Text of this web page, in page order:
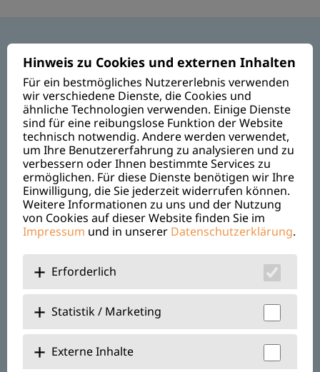
Magdalena • von Mensch zu Mensch
Münstererstraße 9a
93326 Abensberg
Telefon IFS:+49 94 43 56 45
Telefon OBA:+49 94 43 59 36
Telefax: +49 94 43 17 21
ifs@magdalena-kjf.de
oba@magdalena-kjf.de
Über Uns
Jobs & Karriere
Benefits
Hinweis zu Cookies und externen Inhalten
Für ein bestmögliches Nutzererlebnis verwenden
wir verschiedene Dienste, die Cookies und
ähnliche Technologien verwenden. Einige Dienste
sind für eine reibungslose Funktion der Website
technisch notwendig. Andere werden verwendet,
um Ihre Benutzererfahrung zu analysieren und zu
verbessern oder Ihnen bestimmte Services zu
ermöglichen. Für diese Dienste benötigen wir Ihre
Einwilligung, die Sie jederzeit widerrufen können.
Weitere Informationen zu uns und der Nutzung
von Cookies auf dieser Website finden Sie im
Impressum und in unserer Datenschutzerklärung.
Erforderlich
Statistik / Marketing
Externe Inhalte